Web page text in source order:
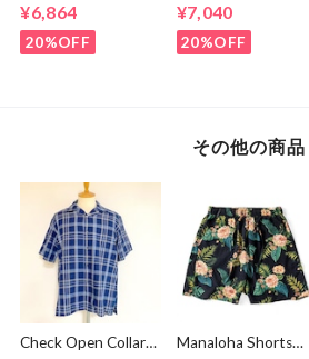
¥6,864
20%OFF
Ash Navy
¥7,040
20%OFF
その他の商品
Check Open Collar
Manaloha Shorts